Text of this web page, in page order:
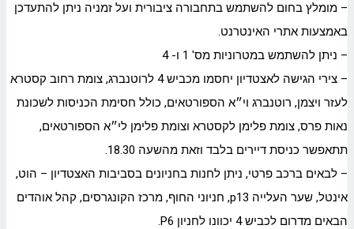
– מומלץ בחום להשתמש בתחבורה ציבורית ועל זמניה ניתן להתעדכן
באמצעות אתרי האינטרנט.
– ניתן להשתמש במטרוניות מס' 1 ו- 4
– צירי הגישה לאצטדיון יחסמו מכביש 4 לרוטנברג, צומת רחוב קסטרא
לעזר ויצמן, רוטנברג וי״א הספורטאים, כולל חסימת הכניסות לשכונת
נאות פרס, צומת פלימן לקסטרא וצומת פלימן לי״א הספורטאים,
תתאפשר כניסת דיירים בלבד וזאת מהשעה 18.30.
– לבאים ברכב פרטי, ניתן לחנות בחניונים בסביבות האצטדיון – הוט,
אינטל, שער העלייה p13, חניוני החוף, מרכז הקונגרסים, קהל אוהדים
הבאים מדרום לכביש 4 יכוונו לחניון P6.